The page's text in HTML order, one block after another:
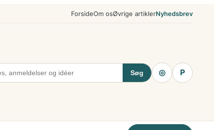
ForsideOm osØvrige artiklerNyhedsbrev
Søg ◎ P